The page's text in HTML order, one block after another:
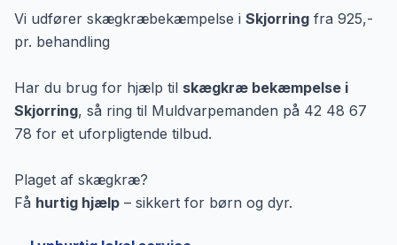
Vi udfører skægkræbekæmpelse i Skjorring fra 925,-
pr. behandling
Har du brug for hjælp til skægkræ bekæmpelse i
Skjorring, så ring til Muldvarpemanden på 42 48 67
78 for et uforpligtende tilbud.
Plaget af skægkræ?
Få hurtig hjælp – sikkert for børn og dyr.